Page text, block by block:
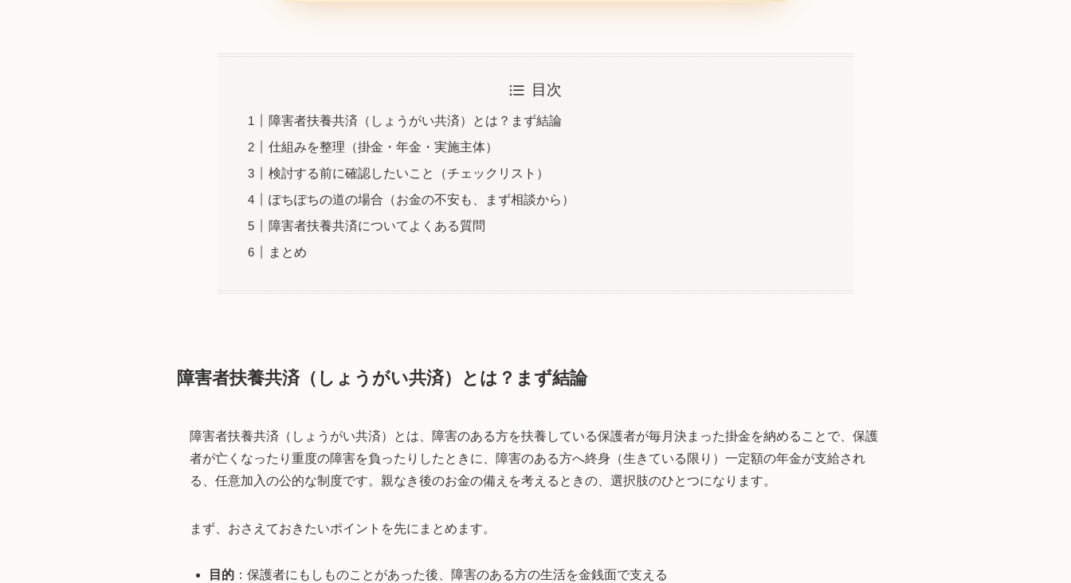
目次
障害者扶養共済（しょうがい共済）とは？まず結論
仕組みを整理（掛金・年金・実施主体）
検討する前に確認したいこと（チェックリスト）
ぽちぽちの道の場合（お金の不安も、まず相談から）
障害者扶養共済についてよくある質問
まとめ
障害者扶養共済（しょうがい共済）とは？まず結論
障害者扶養共済（しょうがい共済）とは、障害のある方を扶養している保護者が毎月決まった掛金を納めることで、保護
者が亡くなったり重度の障害を負ったりしたときに、障害のある方へ終身（生きている限り）一定額の年金が支給され
る、任意加入の公的な制度です。親なき後のお金の備えを考えるときの、選択肢のひとつになります。
まず、おさえておきたいポイントを先にまとめます。
目的 ：保護者にもしものことがあった後、障害のある方の生活を金銭面で支える